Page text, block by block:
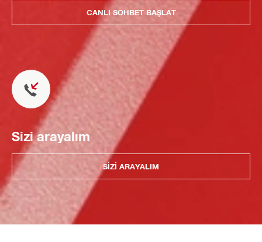
CANLI SOHBET BAŞLAT
Sizi arayalım
SIZI ARAYALIM